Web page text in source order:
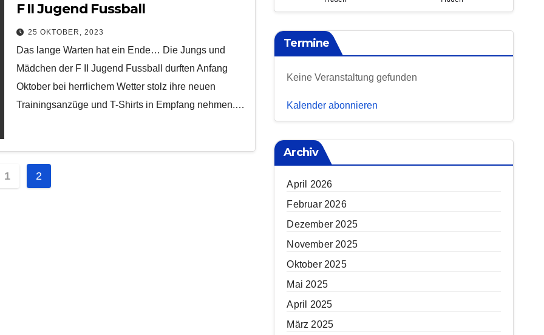
F II Jugend Fussball
25 OKTOBER, 2023
Das lange Warten hat ein Ende… Die Jungs und
Mädchen der F II Jugend Fussball durften Anfang
Oktober bei herrlichem Wetter stolz ihre neuen
Trainingsanzüge und T-Shirts in Empfang nehmen.…
1 2
Termine
Keine Veranstaltung gefunden
Kalender abonnieren
Archiv
April 2026
Februar 2026
Dezember 2025
November 2025
Oktober 2025
Mai 2025
April 2025
März 2025